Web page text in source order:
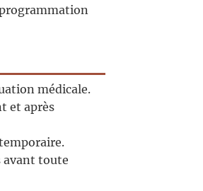
médicale.
et après
avant toute